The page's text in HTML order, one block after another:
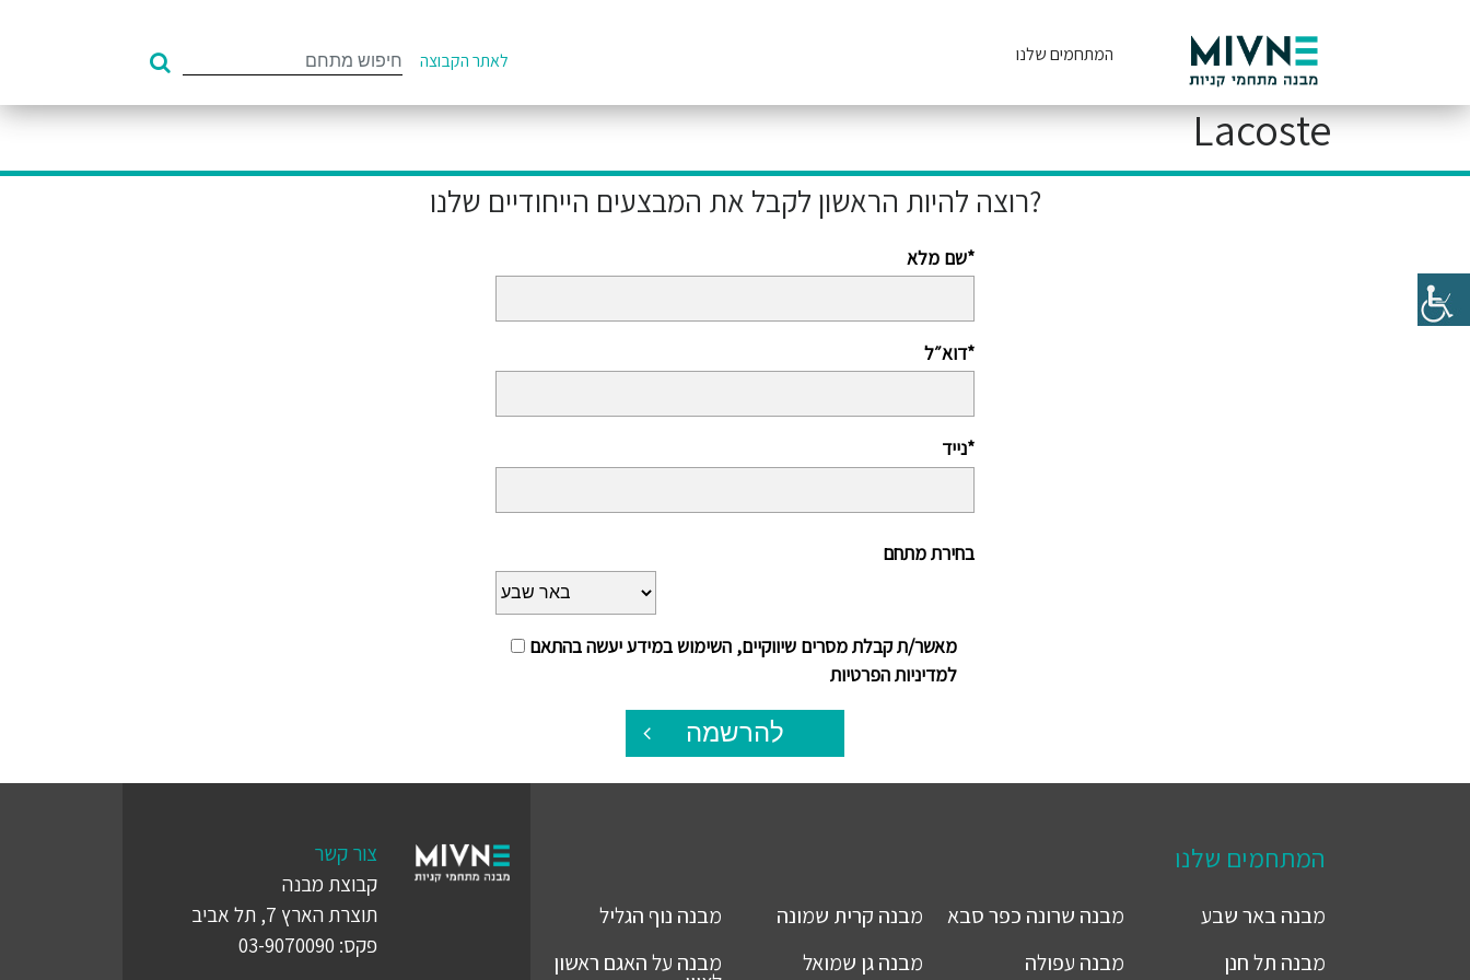
המתחמים שלנו לאתר הקבוצה
for:
Lacoste
רוצה להיות הראשון לקבל את המבצעים הייחודיים שלנו?
שם מלא*
דוא״ל*
נייד*
בחירת מתחם
מאשר/ת קבלת מסרים שיווקיים, השימוש במידע יעשה בהתאם
למדיניות הפרטיות
להרשמה
המתחמים שלנו
מבנהבאר שבע מבנה שרונה כפר סבא מבנה קרית שמונה מבנה נוף הגליל
מבנה תל חנן מבנה עפולה מבנה גן שמואל מבנה על האגם ראשון
צור קשר
קבוצת מבנה
תוצרת הארץ 7, תל אביב
פקס: 03-9070090